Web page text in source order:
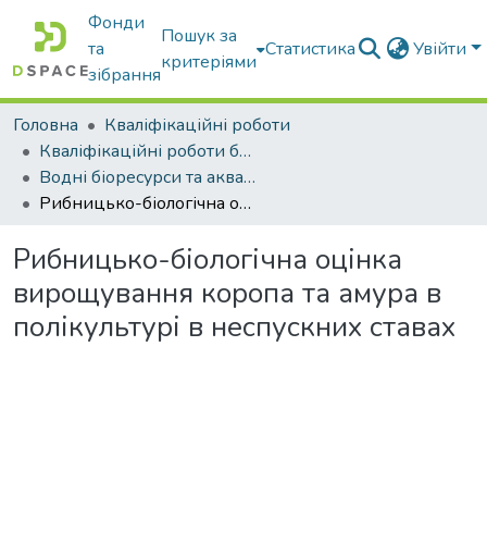
Фонди
та
зібрання
Пошук за
критеріями
Статистика Увійти
Головна
Кваліфікаційні роботи
Кваліфікаційні роботи бакалаврів
Водні біоресурси та аквакультура
Рибницько-біологічна оцінка вирощування коропа та амура в полікультурі в неспускних ставах
Рибницько-біологічна оцінка
вирощування коропа та амура в
полікультурі в неспускних ставах